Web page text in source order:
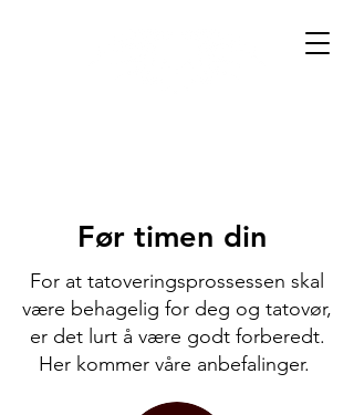
Før timen din
For at tatoveringsprossessen skal
være behagelig for deg og tatovør,
er det lurt å være godt forberedt.
Her kommer våre anbefalinger.